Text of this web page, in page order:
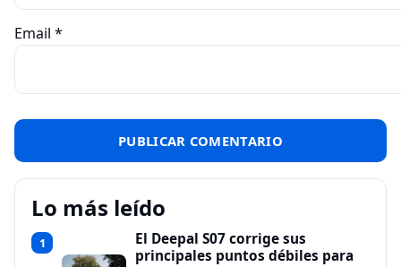
Email *
Lo más leído
1
El Deepal S07 corrige sus
principales puntos débiles para